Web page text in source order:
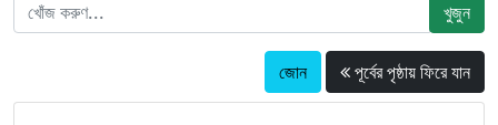
খুজুন
জোন পূর্বের পৃষ্ঠায় ফিরে যান